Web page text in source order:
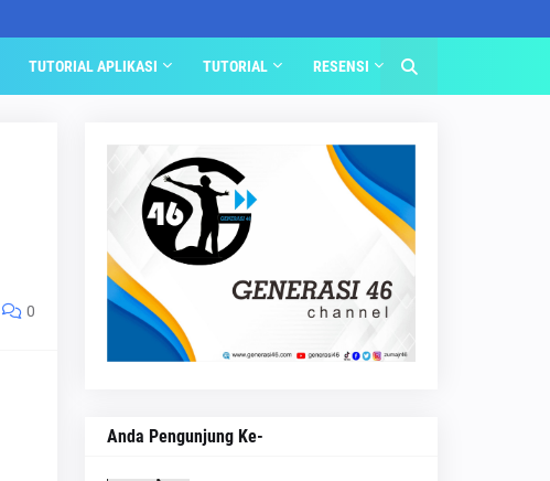
TUTORIAL APLIKASI TUTORIAL RESENSI
0
Anda Pengunjung Ke-